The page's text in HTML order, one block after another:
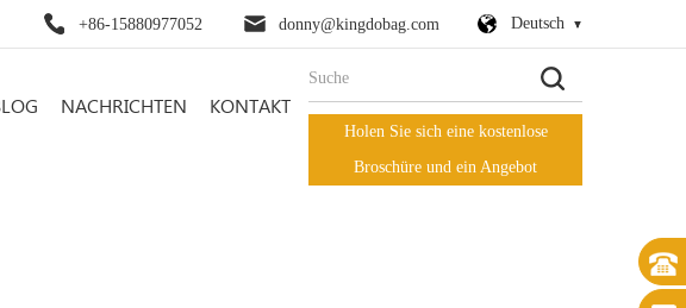
Deutsch
+86-15880977052 donny@kingdobag.com
Holen Sie sich eine kostenlose
Broschüre und ein Angebot
NACHRICHTEN KONTAKT